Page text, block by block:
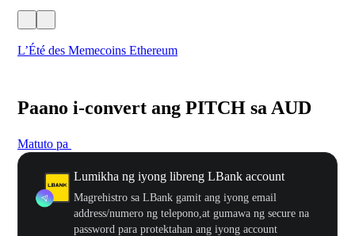
L’Été des Memecoins Ethereum
Paano i-convert ang PITCH sa AUD
Matuto pa
Lumikha ng iyong libreng LBank account
Magrehistro sa LBank gamit ang iyong email
address/numero ng telepono,at gumawa ng secure na
password para protektahan ang iyong account